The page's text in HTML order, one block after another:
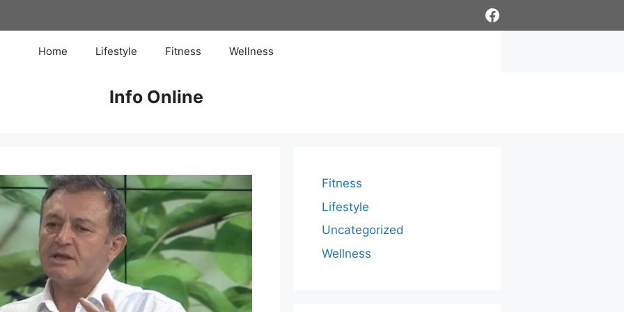
Facebook
Home Lifestyle Fitness Wellness
Info Online
Fitness
Lifestyle
Uncategorized
Wellness